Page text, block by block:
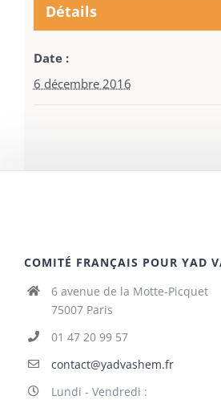
Détails
Date :
6 décembre 2016
COMITÉ FRANÇAIS POUR YAD
6 avenue de la Motte-Picquet
75007 Paris
01 47 20 99 57
contact@yadvashem.fr
Lundi - Vendredi :